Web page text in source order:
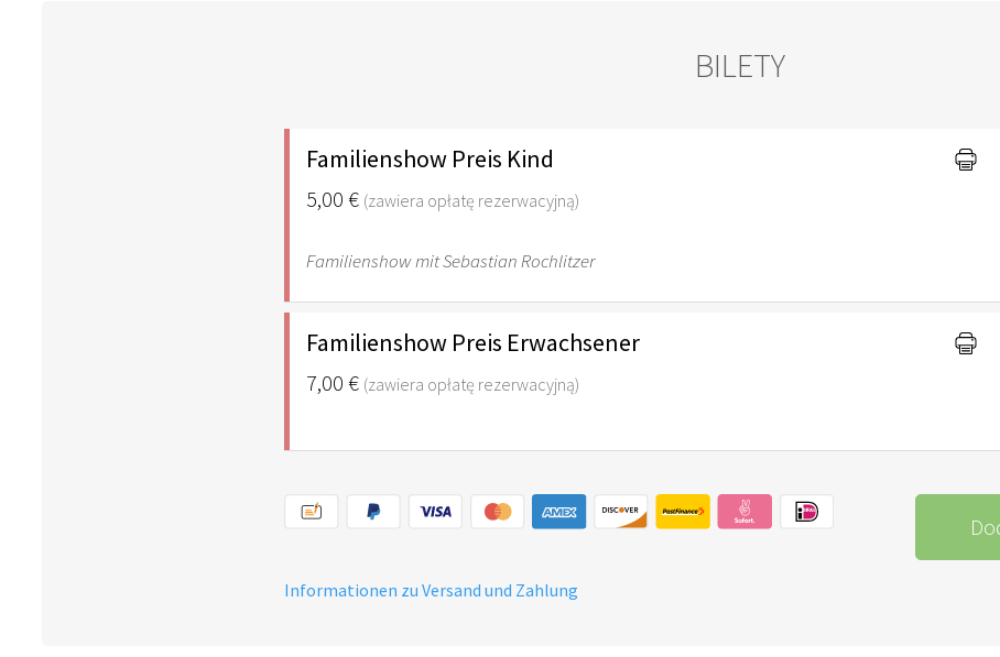
BILETY
Familienshow Preis Kind
5,00 € (zawiera opłatę rezerwacyjną)
Familienshow mit Sebastian Rochlitzer
Familienshow Preis Erwachsener
7,00 € (zawiera opłatę rezerwacyjną)
Informationen zu Versand und Zahlung